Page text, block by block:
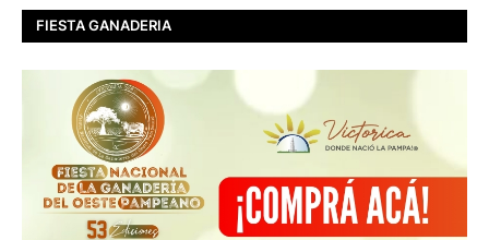
FIESTA GANADERIA